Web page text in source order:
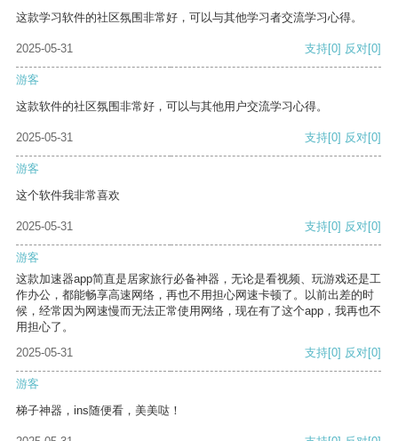
这款学习软件的社区氛围非常好，可以与其他学习者交流学习心得。
2025-05-31 支持[0] 反对[0]
游客
这款软件的社区氛围非常好，可以与其他用户交流学习心得。
2025-05-31 支持[0] 反对[0]
游客
这个软件我非常喜欢
2025-05-31 支持[0] 反对[0]
游客
这款加速器app简直是居家旅行必备神器，无论是看视频、玩游戏还是工
作办公，都能畅享高速网络，再也不用担心网速卡顿了。以前出差的时
候，经常因为网速慢而无法正常使用网络，现在有了这个app，我再也不
用担心了。
2025-05-31
支持[0] 反对[0]
游客
梯子神器，ins随便看，美美哒！